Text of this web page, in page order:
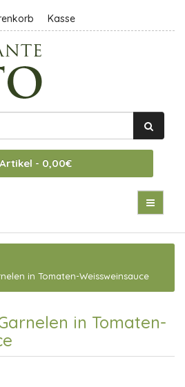
Kasse
- 0,00€
in Tomaten-Weissweinsauce
in Tomaten-